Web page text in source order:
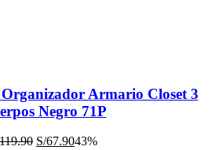
Armario Closet 3
Negro 71P
119.90 S/67.9043%